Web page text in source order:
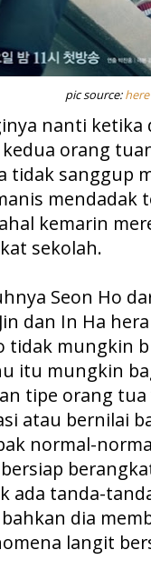
pic source:here
nanti ketika
orang
tidak sanggup
mendadak
kemarin
sekolah.
Seon Ho
dan In Ha
tidak mungkin
itu mungkin
tipe orang
atau bernilai
normal-
ada tanda-
dia
langit